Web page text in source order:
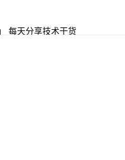
每天分享技术干货